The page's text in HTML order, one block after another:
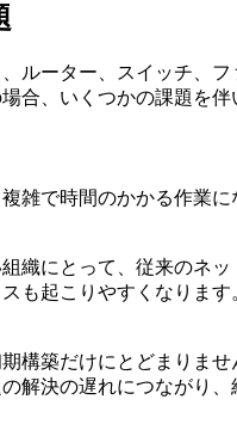
ルーター、スイッチ、
合、いくつかの課題を伴
雑で時間のかかる作業
織にとって、従来のネ
も起こりやすくなりま
構築だけにとどまりま
解決の遅れにつながり、